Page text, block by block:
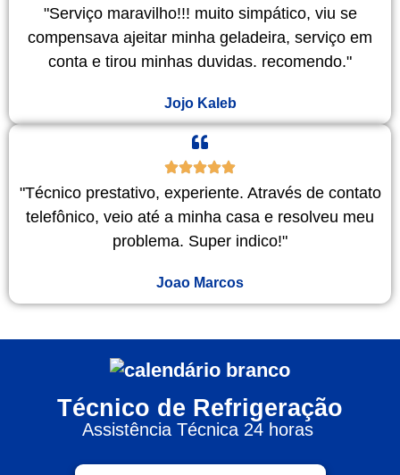
"Serviço maravilho!!! muito simpático, viu se
compensava ajeitar minha geladeira, serviço em
conta e tirou minhas duvidas. recomendo."
Jojo Kaleb
"Técnico prestativo, experiente. Através de contato
telefônico, veio até a minha casa e resolveu meu
problema. Super indico!"
Joao Marcos
Técnico de Refrigeração
Assistência Técnica 24 horas